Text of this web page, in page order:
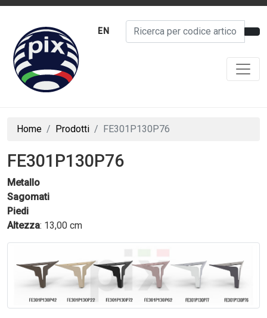
EN
Home Prodotti FE301P130P76
FE301P130P76
Metallo
Sagomati
Piedi
Altezza: 13,00 cm